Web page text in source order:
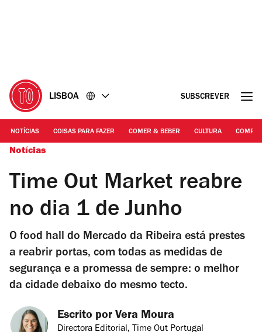
LISBOA SUBSCREVER
NOTÍCIAS COISAS PARA FAZER COMER & BEBER CULTURA
Notícias
Time Out Market reabre
no dia 1 de Junho
O food hall do Mercado da Ribeira está prestes
a reabrir portas, com todas as medidas de
segurança e a promessa de sempre: o melhor
da cidade debaixo do mesmo tecto.
Escrito por Vera Moura
Directora Editorial, Time Out Portugal